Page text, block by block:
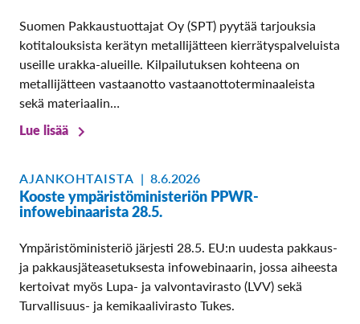
Suomen Pakkaustuottajat Oy (SPT) pyytää tarjouksia
kotitalouksista kerätyn metallijätteen kierrätyspalveluista
useille urakka-alueille. Kilpailutuksen kohteena on
metallijätteen vastaanotto vastaanottoterminaaleista
sekä materiaalin…
Lue lisää
AJANKOHTAISTA | 8.6.2026
Kooste ympäristöministeriön PPWR-
infowebinaarista 28.5.
Ympäristöministeriö järjesti 28.5. EU:n uudesta pakkaus-
ja pakkausjäteasetuksesta infowebinaarin, jossa aiheesta
kertoivat myös Lupa- ja valvontavirasto (LVV) sekä
Turvallisuus- ja kemikaalivirasto Tukes.